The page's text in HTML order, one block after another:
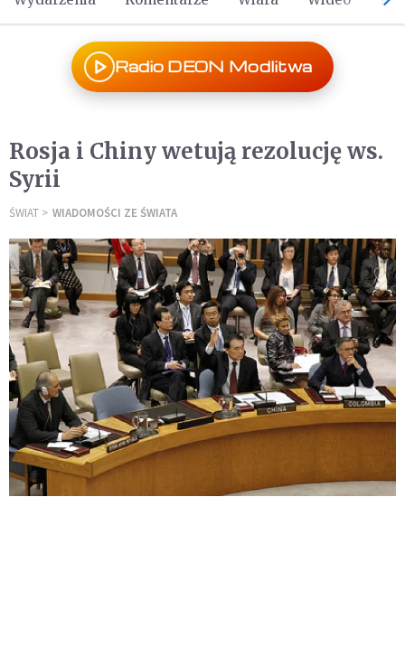
Radio DEON Modlitwa
Rosja i Chiny wetują rezolucję ws.
Syrii
ŚWIAT WIADOMOŚCI ZE ŚWIATA